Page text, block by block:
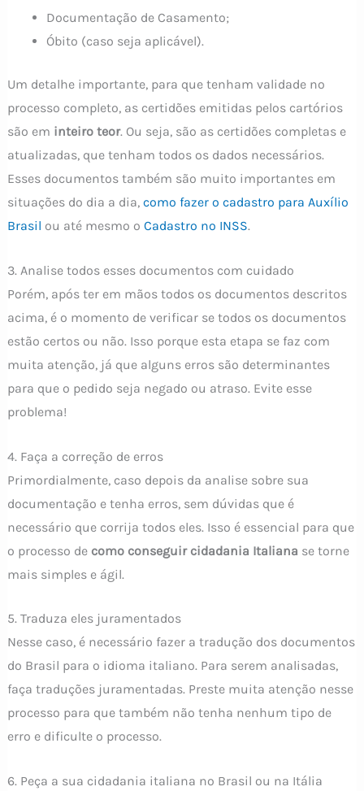
Documentação de Casamento;
Óbito (caso seja aplicável).
Um detalhe importante, para que tenham validade no
processo completo, as certidões emitidas pelos cartórios
são em inteiro teor. Ou seja, são as certidões completas e
atualizadas, que tenham todos os dados necessários.
Esses documentos também são muito importantes em
situações do dia a dia, como fazer o cadastro para Auxílio
Brasil ou até mesmo o Cadastro no INSS.
3. Analise todos esses documentos com cuidado
Porém, após ter em mãos todos os documentos descritos
acima, é o momento de verificar se todos os documentos
estão certos ou não. Isso porque esta etapa se faz com
muita atenção, já que alguns erros são determinantes
para que o pedido seja negado ou atraso. Evite esse
problema!
4. Faça a correção de erros
Primordialmente, caso depois da analise sobre sua
documentação e tenha erros, sem dúvidas que é
necessário que corrija todos eles. Isso é essencial para que
o processo de como conseguir cidadania Italiana se torne
mais simples e ágil.
5. Traduza eles juramentados
Nesse caso, é necessário fazer a tradução dos documentos
do Brasil para o idioma italiano. Para serem analisadas,
faça traduções juramentadas. Preste muita atenção nesse
processo para que também não tenha nenhum tipo de
erro e dificulte o processo.
6. Peça a sua cidadania italiana no Brasil ou na Itália